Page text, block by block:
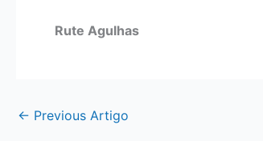
Rute Agulhas
← Previous Artigo